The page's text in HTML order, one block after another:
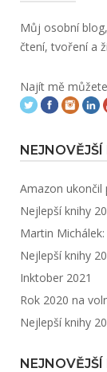
Můj osobní
čtení, tvoření a
Najít mě
NEJNOVĚJŠÍ
Amazon ukončil
Nejlepší knihy
Martin
Nejlepší knihy
Inktober 2021
Rok 2020 na
Nejlepší knihy